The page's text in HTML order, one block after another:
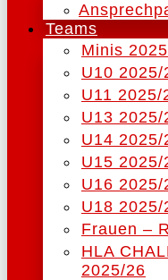
Teams
Minis
U10 2025/
U11 2025/
U13 2025/
U14 2025/
U15 2025/
U16 2025/
U18 2025/
Frauen –
HLA
2025/26